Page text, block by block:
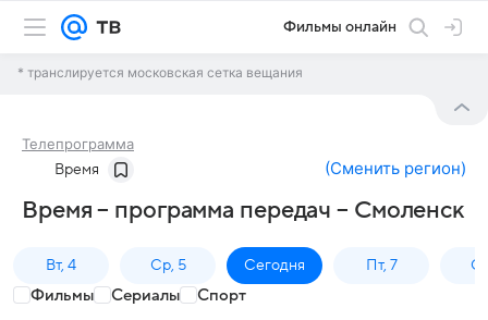
Фильмы онлайн
* транслируется московская сетка вещания
Телепрограмма
Время (Сменить регион)
Время – программа передач – Смоленск
Вт, 4 Ср, 5 Сегодня Пт, 7
Фильмы Сериалы Спорт